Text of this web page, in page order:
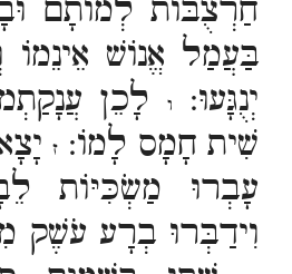
חַרְצֻבּוֹת לְמוֹתָם
בַּעֲמַל אֱנוֹשׁ
יְנֻגָּעוּ:
ו
לָכֵן
שִׁית חָמָס לָמוֹ: ז
עָבְרוּ מַשְׂכִּיּוֹת
וִידַבְּרוּ בְרָע עֹשֶׁק